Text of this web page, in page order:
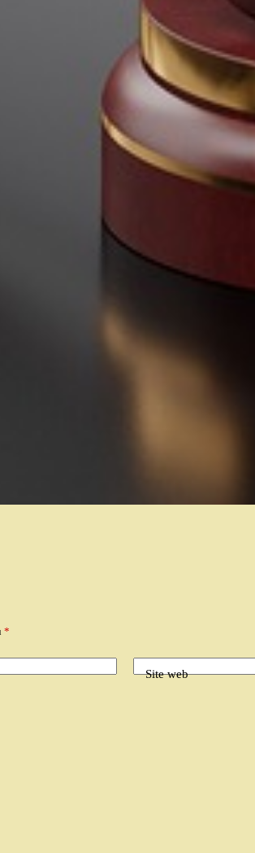
*
Site web